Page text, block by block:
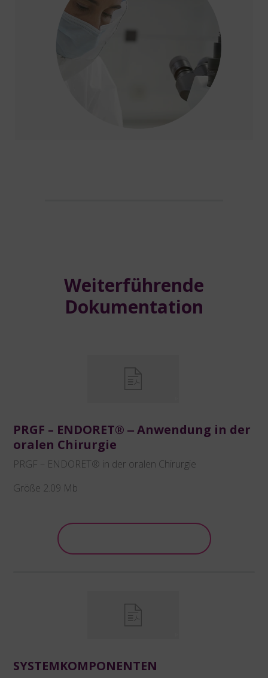
Weiterführende
Dokumentation
PRGF – ENDORET® ‒ Anwendung in der
oralen Chirurgie
PRGF – ENDORET® in der oralen Chirurgie
Größe 2.09 Mb
SYSTEMKOMPONENTEN